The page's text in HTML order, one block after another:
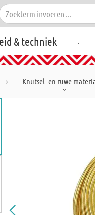
& techniek .
Knutsel- en ruwe